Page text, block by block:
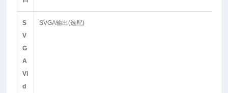
S
V
G
A
Vi
d
SVGA输出(选配)